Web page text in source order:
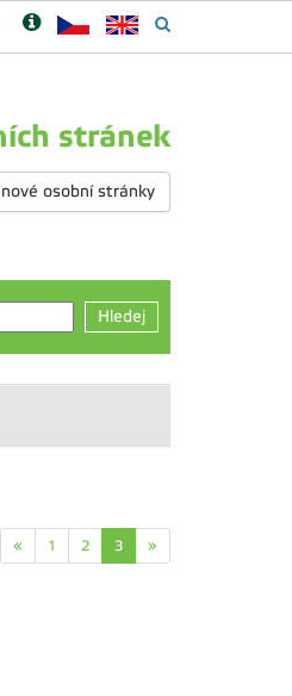
stránek
osobní stránky
Hledej
«
1 2 3 »